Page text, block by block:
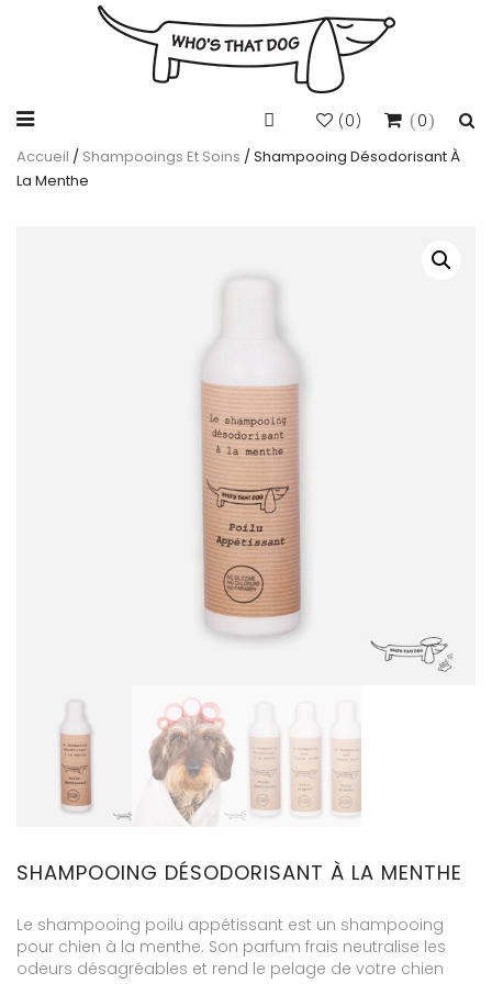
0
(0)
Accueil / Shampooings Et Soins / Shampooing Désodorisant À
La Menthe
SHAMPOOING DÉSODORISANT À LA MENTHE
Le shampooing poilu appétissant est un shampooing
pour chien à la menthe. Son parfum frais neutralise les
odeurs désagréables et rend le pelage de votre chien